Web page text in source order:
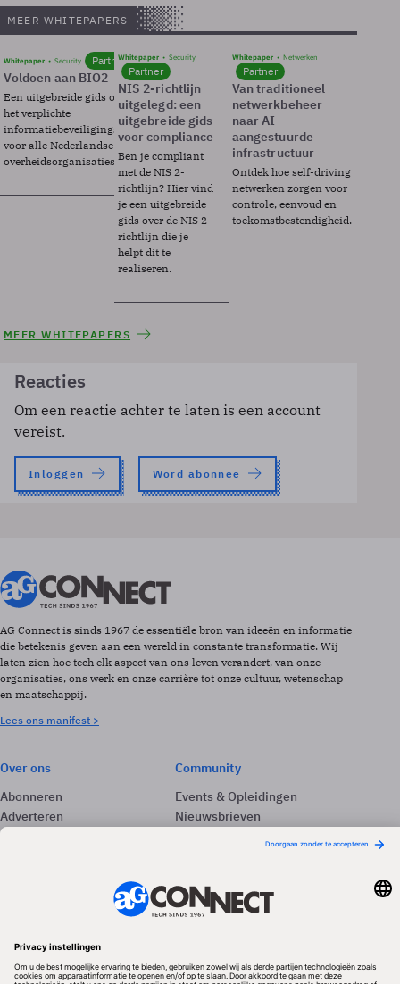
MEER WHITEPAPERS
Whitepaper Security Partner
Voldoen aan BIO2
Een uitgebreide gids over BIO2,
het verplichte
informatiebeveiligingsframework
voor alle Nederlandse
overheidsorganisaties.
Whitepaper Security
Partner
NIS 2-richtlijn
uitgelegd: een
uitgebreide gids
voor compliance
Ben je compliant
met de NIS 2-
richtlijn? Hier vind
je een uitgebreide
gids over de NIS 2-
richtlijn die je
helpt dit te
realiseren.
Whitepaper Netwerken
Partner
Van traditioneel
netwerkbeheer
naar AI
aangestuurde
infrastructuur
Ontdek hoe self-driving
netwerken zorgen voor
controle, eenvoud en
toekomstbestendigheid.
MEER WHITEPAPERS
Reacties
Om een reactie achter te laten is een account
vereist.
Inloggen Word abonnee
AG Connect is sinds 1967 de essentiële bron van ideeën en informatie
die betekenis geven aan een wereld in constante transformatie. Wij
laten zien hoe tech elk aspect van ons leven verandert, van onze
organisaties, ons werk en onze carrière tot onze cultuur, wetenschap
en maatschappij.
Lees ons manifest >
Over ons
Abonneren
Adverteren
Contact
Community
Events & Opleidingen
Nieuwsbrieven